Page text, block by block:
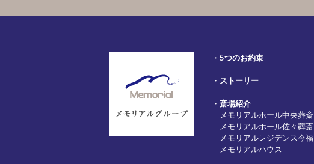
・ 5つのお約束
・ ストーリー
・ 斎場紹介
メモリアルホール中央葬斎
メモリアルホール佐々葬斎
メモリアルレジデンス今福
メモリアルハウス